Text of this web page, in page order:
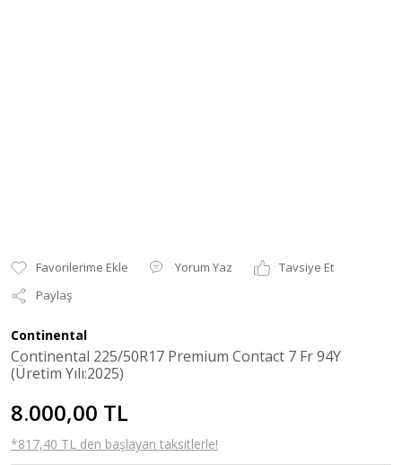
Yorum Yaz
Tavsiye Et
Paylaş
Continental
Continental 225/50R17 Premium Contact 7 Fr 94Y
(Üretim Yılı:2025)
8.000,00 TL
*817,40 TL den başlayan taksitlerle!